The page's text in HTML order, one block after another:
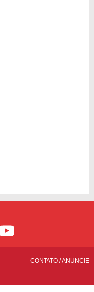
CONTATO /ANUNCIE